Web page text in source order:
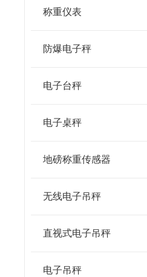
称重仪表
防爆电子秤
电子台秤
电子桌秤
地磅称重传感器
无线电子吊秤
直视式电子吊秤
电子吊秤